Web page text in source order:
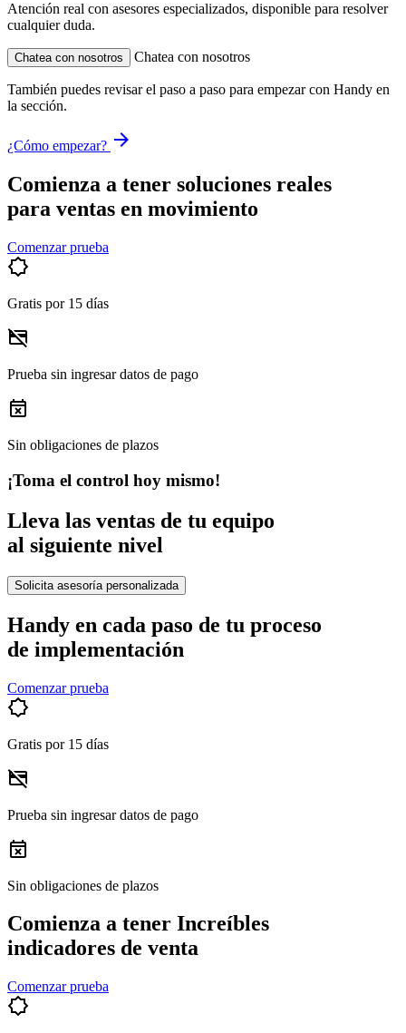
Atención real con asesores especializados, disponible para resolver
cualquier duda.
Chatea con nosotros Chatea con nosotros
También puedes revisar el paso a paso para empezar con Handy en
la sección.
¿Cómo empezar? arrow_forward
Comienza a tener soluciones reales
para ventas en movimiento
Comenzar prueba
brightness_empty
Gratis por 15 días
credit_card_off
Prueba sin ingresar datos de pago
event_busy
Sin obligaciones de plazos
¡Toma el control hoy mismo!
Lleva las ventas de tu equipo
al siguiente nivel
Solicita asesoría personalizada
Handy en cada paso de tu proceso
de implementación
Comenzar prueba
brightness_empty
Gratis por 15 días
credit_card_off
Prueba sin ingresar datos de pago
event_busy
Sin obligaciones de plazos
Comienza a tener Increíbles
indicadores de venta
Comenzar prueba
brightness_empty